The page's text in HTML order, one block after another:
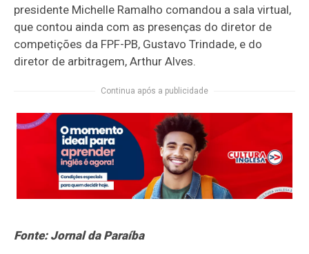
presidente Michelle Ramalho comandou a sala virtual,
que contou ainda com as presenças do diretor de
competições da FPF-PB, Gustavo Trindade, e do
diretor de arbitragem, Arthur Alves.
Continua após a publicidade
Fonte: Jornal da Paraíba